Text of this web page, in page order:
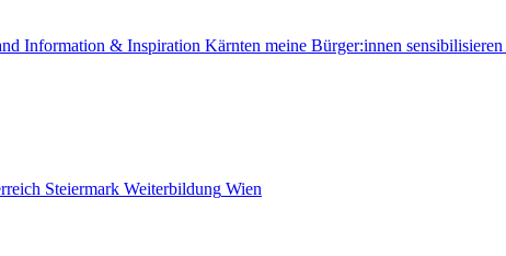
Information & Inspiration Kärnten meine Bürger:innen sensibilisieren
Steiermark Weiterbildung Wien